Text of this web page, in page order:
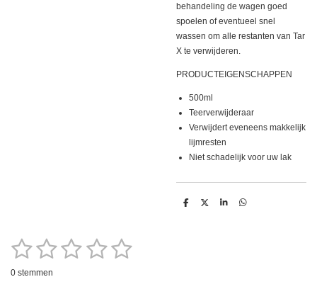
behandeling de wagen goed
spoelen of eventueel snel
wassen om alle restanten van Tar
X te verwijderen.
PRODUCTEIGENSCHAPPEN
500ml
Teerverwijderaar
Verwijdert eveneens makkelijk
lijmresten
Niet schadelijk voor uw lak
D
D
S
D
R
t
1
s
2
s
3 4 5
0 stemmen